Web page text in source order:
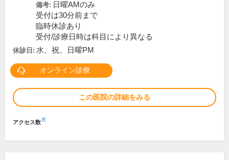
備考: 日曜AMのみ
受付は30分前まで
臨時休診あり
受付/診療日時は科目により異なる
休診日: 水、祝、日曜PM
オンライン診療
この医院の詳細をみる
アクセス数※